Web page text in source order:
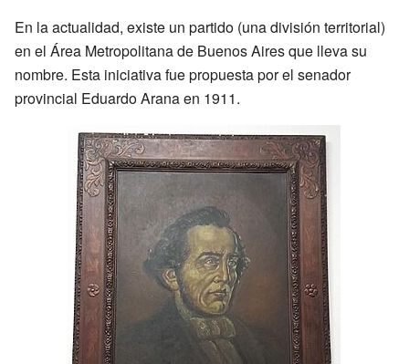
En la actualidad, existe un partido (una división territorial)
en el Área Metropolitana de Buenos Aires que lleva su
nombre. Esta iniciativa fue propuesta por el senador
provincial Eduardo Arana en 1911.